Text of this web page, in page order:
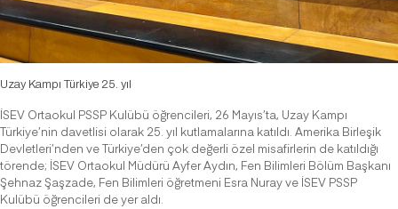
Uzay Kampı Türkiye 25. yıl
İSEV Ortaokul PSSP Kulübü öğrencileri, 26 Mayıs’ta, Uzay Kampı
Türkiye’nin davetlisi olarak 25. yıl kutlamalarına katıldı. Amerika Birleşik
Devletleri’nden ve Türkiye’den çok değerli özel misafirlerin de katıldığı
törende; İSEV Ortaokul Müdürü Ayfer Aydın, Fen Bilimleri Bölüm Başkanı
Şehnaz Şaşzade, Fen Bilimleri öğretmeni Esra Nuray ve İSEV PSSP
Kulübü öğrencileri de yer aldı.